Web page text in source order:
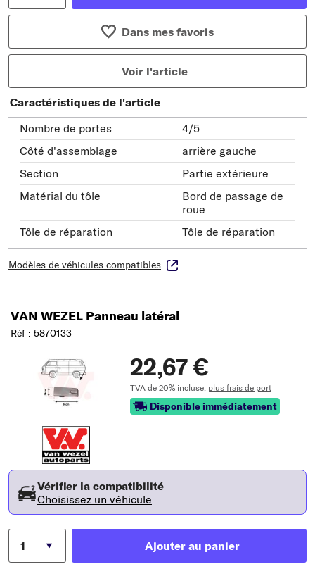
Dans mes favoris
Voir l'article
Caractéristiques de l'article
Nombre de portes
4/5
Côté d'assemblage
arrière gauche
Section
Partie extérieure
Matérial du tôle
Bord de passage de
roue
Tôle de réparation
Tôle de réparation
Modèles de véhicules compatibles
VAN WEZEL Panneau latéral
Réf : 5870133
22,67 €
TVA de 20% incluse, plus frais de port
Disponible immédiatement
Vérifier la compatibilité
Choisissez un véhicule
Ajouter au panier